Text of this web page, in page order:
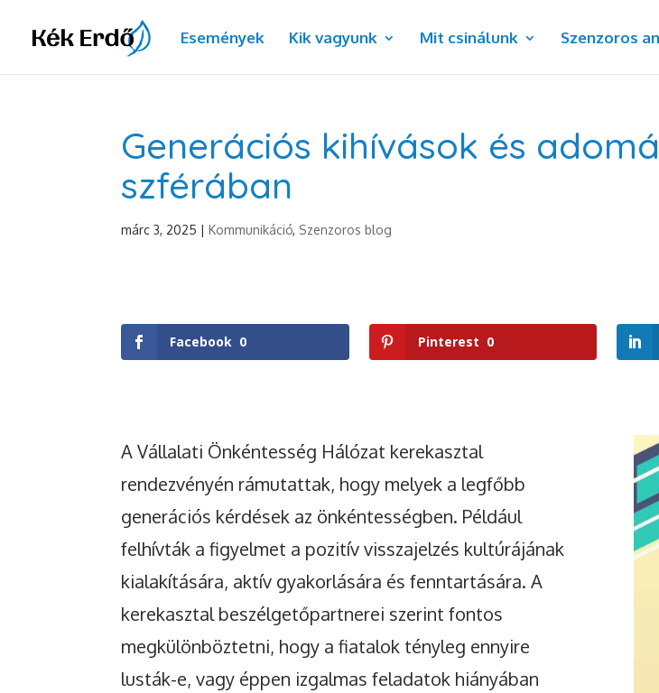
Események Kik vagyunk Mit csinálunk Szenzoros
Generációs kihívások és
szférában
márc 3, 2025 |Kommunikáció, Szenzoros blog
Facebook 0 Pinterest 0
A Vállalati Önkéntesség Hálózat kerekasztal
rendezvényén rámutattak, hogy melyek a legfőbb
generációs kérdések az önkéntességben. Például
felhívták a figyelmet a pozitív visszajelzés kultúrájának
kialakítására, aktív gyakorlására és fenntartására. A
kerekasztal beszélgetőpartnerei szerint fontos
megkülönböztetni, hogy a fiatalok tényleg ennyire
lusták-e, vagy éppen izgalmas feladatok hiányában